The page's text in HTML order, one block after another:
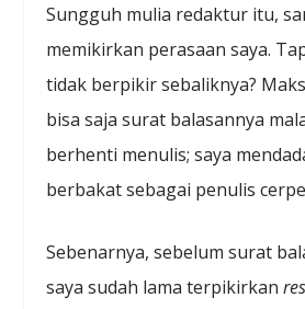
Sungguh mulia redaktur itu,
memikirkan perasaan saya.
tidak berpikir sebaliknya?
bisa saja surat balasannya
berhenti menulis; saya
berbakat sebagai penulis
Sebenarnya, sebelum surat
saya sudah lama terpikirkan